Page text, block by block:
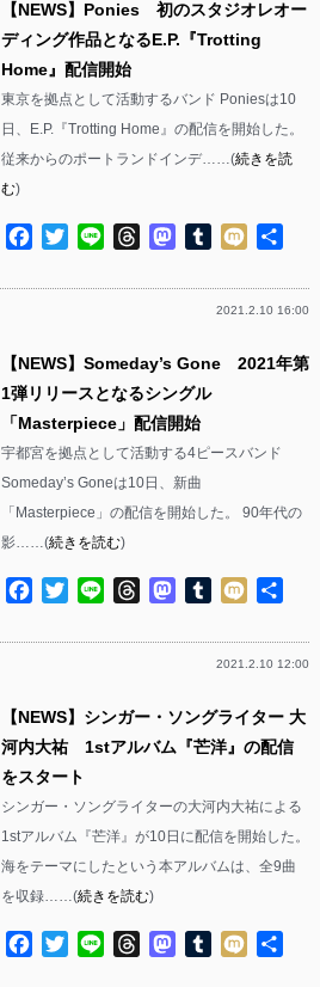
【NEWS】Ponies 初のスタジオレオー
ディング作品となるE.P.『Trotting
Home』配信開始
東京を拠点として活動するバンド Poniesは10
日、E.P.『Trotting Home』の配信を開始した。
従来からのポートランドインデ……(続きを読
む)
Facebook
TwitterLine ThreadsMastodon
Tumblr
Mixi
2021.2.10 16:00
【NEWS】Someday’s Gone 2021年第
1弾リリースとなるシングル
「Masterpiece」配信開始
宇都宮を拠点として活動する4ピースバンド
Someday’s Goneは10日、新曲
「Masterpiece」の配信を開始した。 90年代の
影……(続きを読む)
Facebook
TwitterLine ThreadsMastodon
Tumblr
Mixi
2021.2.10 12:00
【NEWS】シンガー・ソングライター 大
河内大祐 1stアルバム『芒洋』の配信
をスタート
シンガー・ソングライターの大河内大祐による
1stアルバム『芒洋』が10日に配信を開始した。
海をテーマにしたという本アルバムは、全9曲
を収録……(続きを読む)
Facebook
TwitterLine ThreadsMastodon
Tumblr
Mixi